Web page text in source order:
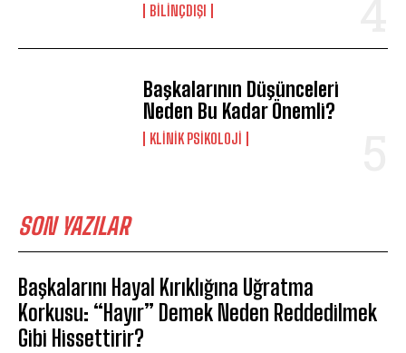
BILINÇDIŞI
Başkalarının Düşünceleri
Neden Bu Kadar Önemli?
KLINIK PSIKOLOJI
SON YAZILAR
Başkalarını Hayal Kırıklığına Uğratma
Korkusu: “Hayır” Demek Neden Reddedilmek
Gibi Hissettirir?